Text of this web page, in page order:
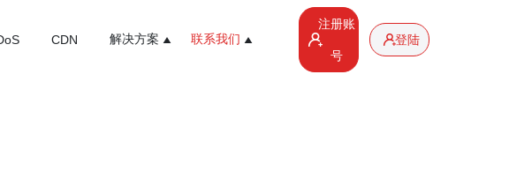
CDN 解决方案 联系我们
注册账
号
登陆